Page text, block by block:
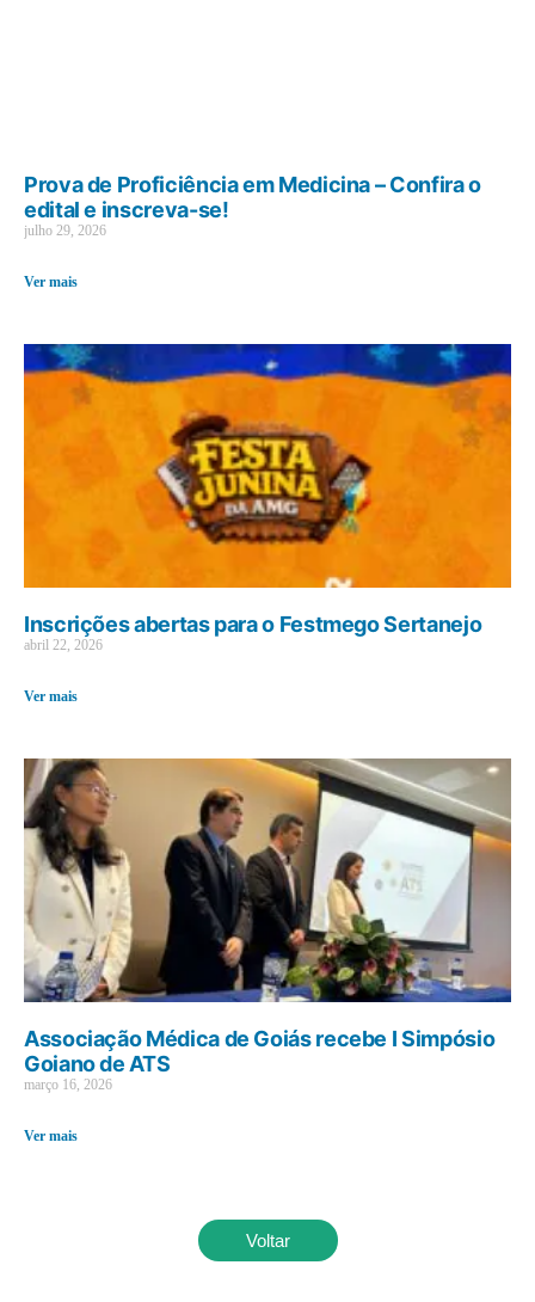
Prova de Proficiência em Medicina – Confira o
edital e inscreva-se!
julho 29, 2026
Ver mais
Inscrições abertas para o Festmego Sertanejo
abril 22, 2026
Ver mais
Associação Médica de Goiás recebe I Simpósio
Goiano de ATS
março 16, 2026
Ver mais
Voltar